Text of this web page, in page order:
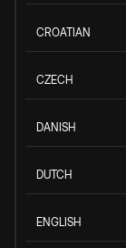
CROATIAN
CZECH
DANISH
DUTCH
ENGLISH